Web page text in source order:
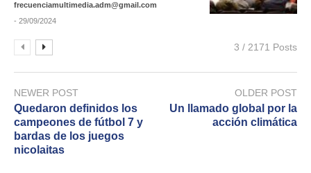
frecuenciamultimedia.adm@gmail.com
- 29/09/2024
3 / 2171 Posts
NEWER POST
Quedaron definidos los
campeones de fútbol 7 y
bardas de los juegos
nicolaitas
OLDER POST
Un llamado global por la
acción climática